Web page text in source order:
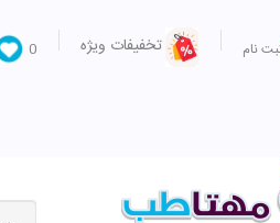
نام تخفیفات ویژه 0